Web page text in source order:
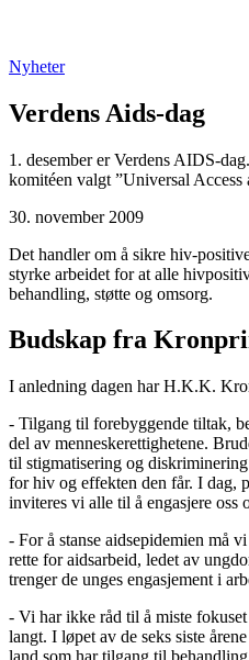
Nyheter
Verdens Aids-dag
1. desember er Verdens AIDS-
komitéen valgt ”Universal Access
30. november 2009
Det handler om å sikre hiv-
styrke arbeidet for at alle
behandling, støtte og omsorg.
Budskap fra
I anledning dagen har H.K.K.
- Tilgang til forebyggende tiltak,
del av menneskerettighetene.
til stigmatisering og
for hiv og effekten den får. I dag,
inviteres vi alle til å engasjere oss
- For å stanse aidsepidemien må
rette for aidsarbeid, ledet av
trenger de unges engasjement i
- Vi har ikke råd til å miste
langt. I løpet av de seks siste